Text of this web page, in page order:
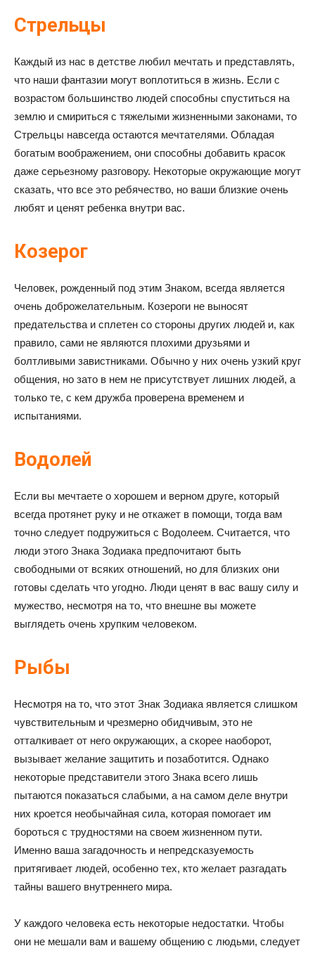
Стрельцы
Каждый из нас в детстве любил мечтать и представлять,
что наши фантазии могут воплотиться в жизнь. Если с
возрастом большинство людей способны спуститься на
землю и смириться с тяжелыми жизненными законами, то
Стрельцы навсегда остаются мечтателями. Обладая
богатым воображением, они способны добавить красок
даже серьезному разговору. Некоторые окружающие могут
сказать, что все это ребячество, но ваши близкие очень
любят и ценят ребенка внутри вас.
Козерог
Человек, рожденный под этим Знаком, всегда является
очень доброжелательным. Козероги не выносят
предательства и сплетен со стороны других людей и, как
правило, сами не являются плохими друзьями и
болтливыми завистниками. Обычно у них очень узкий круг
общения, но зато в нем не присутствует лишних людей, а
только те, с кем дружба проверена временем и
испытаниями.
Водолей
Если вы мечтаете о хорошем и верном друге, который
всегда протянет руку и не откажет в помощи, тогда вам
точно следует подружиться с Водолеем. Считается, что
люди этого Знака Зодиака предпочитают быть
свободными от всяких отношений, но для близких они
готовы сделать что угодно. Люди ценят в вас вашу силу и
мужество, несмотря на то, что внешне вы можете
выглядеть очень хрупким человеком.
Рыбы
Несмотря на то, что этот Знак Зодиака является слишком
чувствительным и чрезмерно обидчивым, это не
отталкивает от него окружающих, а скорее наоборот,
вызывает желание защитить и позаботится. Однако
некоторые представители этого Знака всего лишь
пытаются показаться слабыми, а на самом деле внутри
них кроется необычайная сила, которая помогает им
бороться с трудностями на своем жизненном пути.
Именно ваша загадочность и непредсказуемость
притягивает людей, особенно тех, кто желает разгадать
тайны вашего внутреннего мира.
У каждого человека есть некоторые недостатки. Чтобы
они не мешали вам и вашему общению с людьми, следует